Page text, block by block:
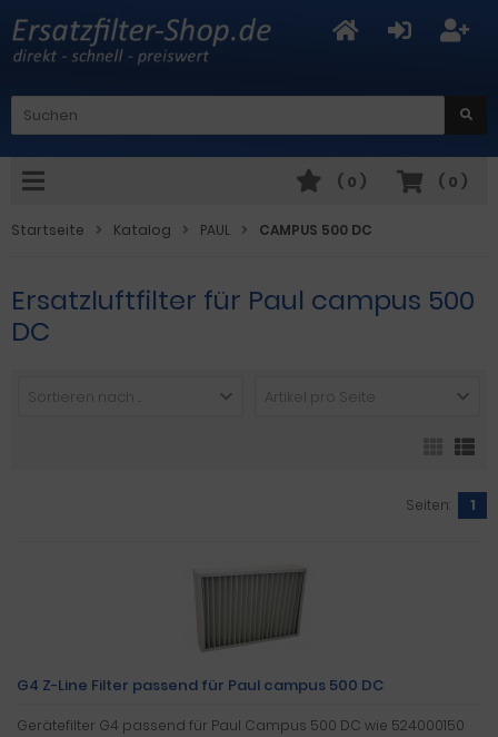
( 0 )
( 0 )
Startseite Katalog PAUL CAMPUS 500 DC
Ersatzluftfilter für Paul campus 500
DC
Sortieren nach ... Artikel pro Seite
Seiten: 1
G4 Z-Line Filter passend für Paul campus 500 DC
Gerätefilter G4 passend für Paul Campus 500 DC wie 524000150